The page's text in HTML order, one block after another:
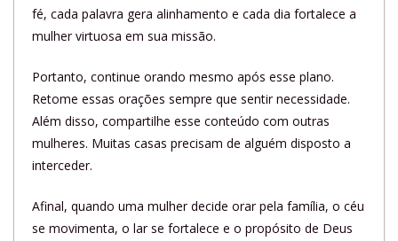
fé, cada palavra gera alinhamento e cada dia fortalece a
mulher virtuosa em sua missão.
Portanto, continue orando mesmo após esse plano.
Retome essas orações sempre que sentir necessidade.
Além disso, compartilhe esse conteúdo com outras
mulheres. Muitas casas precisam de alguém disposto a
interceder.
Afinal, quando uma mulher decide orar pela família, o céu
se movimenta, o lar se fortalece e o propósito de Deus